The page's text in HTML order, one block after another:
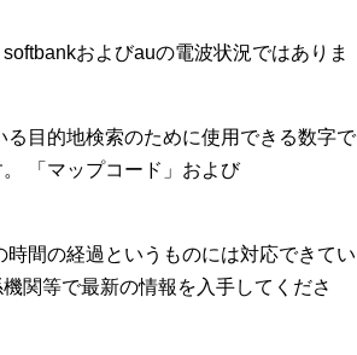
およびauの電波状況ではありま
目的地検索のために使用できる数字で
「マップコード」および
時間の経過というものには対応できてい
関等で最新の情報を入手してくださ